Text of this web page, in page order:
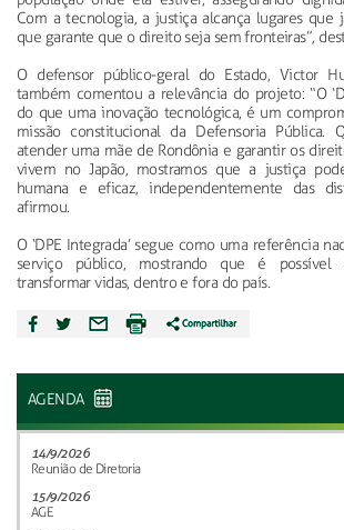
Com a tecnologia, a justiça alcança lugares que
que garante que o direito seja sem fronteiras”,
O defensor público-geral do Estado, Victor
também comentou a relevância do projeto: “O
do que uma inovação tecnológica, é um
missão constitucional da Defensoria Pública.
atender uma mãe de Rondônia e garantir os
vivem no Japão, mostramos que a justiça
humana e eficaz, independentemente das
afirmou.
O ‘DPE Integrada’ segue como uma referência
serviço público, mostrando que é possível
transformar vidas, dentro e fora do país.
AGENDA
14/9/2026
Reunião de Diretoria
15/9/2026
AGE